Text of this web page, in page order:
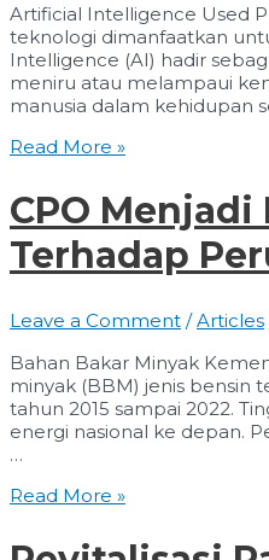
Artificial Intelligence Used
teknologi dimanfaatkan
Intelligence (AI) hadir
meniru atau melampaui
manusia dalam kehidupan
AI:
Alat
Bantu
Analisis
Investor
Read More »
CPO
Terhadap
Leave a Comment /Articles
Bahan Bakar Minyak
minyak (BBM) jenis bensin
tahun 2015 sampai 2022.
energi nasional ke depan.
…
CPO
Read More »